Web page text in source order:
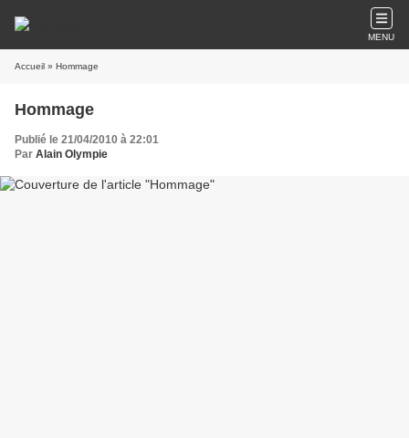
MENU
Accueil » Hommage
Hommage
Publié le 21/04/2010 à 22:01
Par Alain Olympie